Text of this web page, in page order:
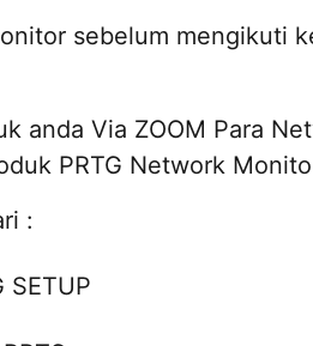
sebelum mengikuti
anda Via ZOOM Para
PRTG Network
:
SETUP